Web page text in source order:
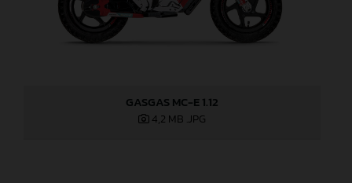
GASGAS MC-E 1.12
4,2 MB .JPG